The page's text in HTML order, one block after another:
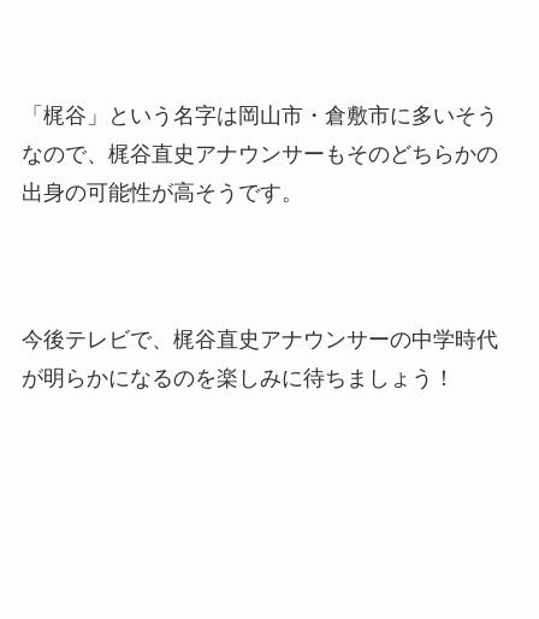
「梶谷」という名字は岡山市・倉敷市に多いそう
なので、梶谷直史アナウンサーもそのどちらかの
出身の可能性が高そうです。
今後テレビで、梶谷直史アナウンサーの中学時代
が明らかになるのを楽しみに待ちましょう！